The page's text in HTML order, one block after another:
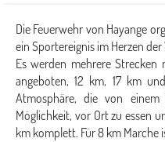
Die Feuerwehr von Hayange
ein Sportereignis im Herzen
Es werden mehrere
angeboten, 12 km, 17 km
Atmosphäre, die von
Möglichkeit, vor Ort zu essen
km komplett. Für 8 km